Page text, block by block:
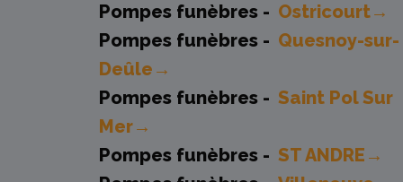
Pompes funèbres - Ostricourt→
Pompes funèbres - Quesnoy-sur-
Deûle→
Pompes funèbres - Saint Pol Sur
Mer→
Pompes funèbres - ST ANDRE→